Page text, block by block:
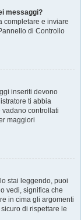
messaggi?
completare e inviare
di Controllo
inseriti devono
ti abbia
controllati
maggiori
stai leggendo, puoi
vedi, significa che
in cima gli argomenti
di rispettare le